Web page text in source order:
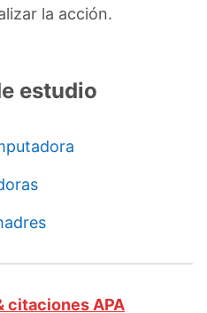
la acción.
estudio
citaciones APA